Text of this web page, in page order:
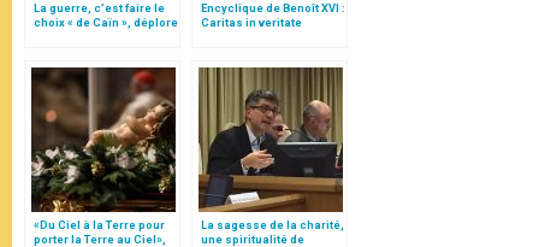
La guerre, c’est faire le
choix « de Caïn », déplore
Encyclique de Benoît XVI :
Caritas in veritate
«Du Ciel à la Terre pour
porter la Terre au Ciel»,
La sagesse de la charité,
une spiritualité de